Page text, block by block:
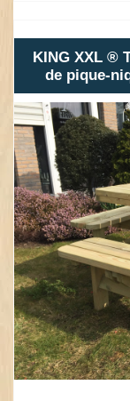
KING XXL ®
de pique-